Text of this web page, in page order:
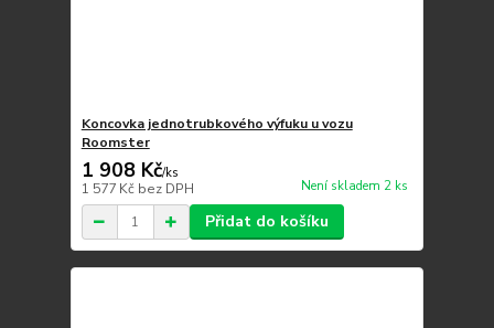
Koncovka jednotrubkového výfuku u vozu
Roomster
1 908 Kč/ks
1 577 Kč bez DPH Není skladem 2 ks
Přidat do košíku